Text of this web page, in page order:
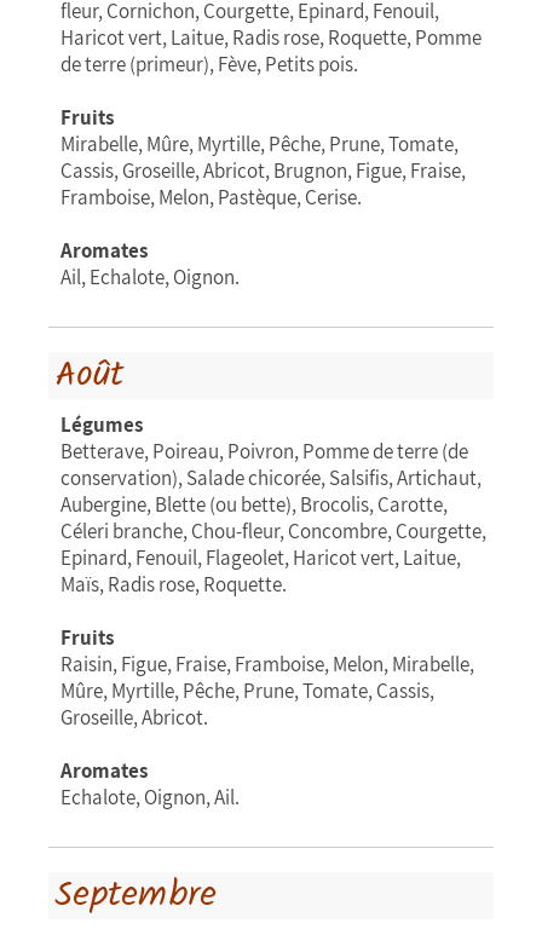
fleur, Cornichon, Courgette, Epinard, Fenouil,
Haricot vert, Laitue, Radis rose, Roquette, Pomme
de terre (primeur), Fève, Petits pois.
Fruits
Mirabelle, Mûre, Myrtille, Pêche, Prune, Tomate,
Cassis, Groseille, Abricot, Brugnon, Figue, Fraise,
Framboise, Melon, Pastèque, Cerise.
Aromates
Ail, Echalote, Oignon.
Août
Légumes
Betterave, Poireau, Poivron, Pomme de terre (de
conservation), Salade chicorée, Salsifis, Artichaut,
Aubergine, Blette (ou bette), Brocolis, Carotte,
Céleri branche, Chou-fleur, Concombre, Courgette,
Epinard, Fenouil, Flageolet, Haricot vert, Laitue,
Maïs, Radis rose, Roquette.
Fruits
Raisin, Figue, Fraise, Framboise, Melon, Mirabelle,
Mûre, Myrtille, Pêche, Prune, Tomate, Cassis,
Groseille, Abricot.
Aromates
Echalote, Oignon, Ail.
Septembre